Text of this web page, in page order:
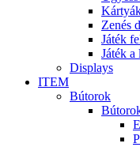
Zenés
Játék
Játék
Displays
ITEM
Bútorok